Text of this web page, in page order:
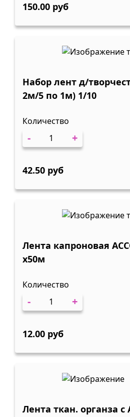
150.00 руб
Набор лент д/
2м/5 по 1м) 1/10
Количество
- +
42.50 руб
Лента капроновая АССОРТИ 9,0см
х50м
Количество
- +
12.00 руб
Лента ткан. органза